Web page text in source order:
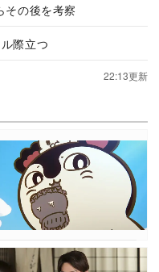
その後を考察
際立つ
22:13更新